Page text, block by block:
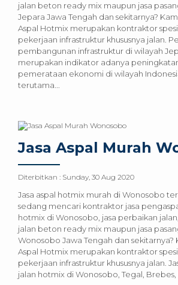
jalan beton ready mix maupun jasa
Jepara Jawa Tengah dan sekitarnya?
Aspal Hotmix merupakan kontraktor
pekerjaan infrastruktur khususnya jalan.
pembangunan infrastruktur di wilayah
merupakan indikator adanya
pemerataan ekonomi di wilayah
terutama...
Jasa Aspal Murah
Diterbitkan : Sunday, 30 Aug 2020
Jasa aspal hotmix murah di Wonosobo
sedang mencari kontraktor jasa
hotmix di Wonosobo, jasa perbaikan
jalan beton ready mix maupun jasa
Wonosobo Jawa Tengah dan sekitarnya?
Aspal Hotmix merupakan kontraktor
pekerjaan infrastruktur khususnya jalan.
jalan hotmix di Wonosobo, Tegal, Brebes,